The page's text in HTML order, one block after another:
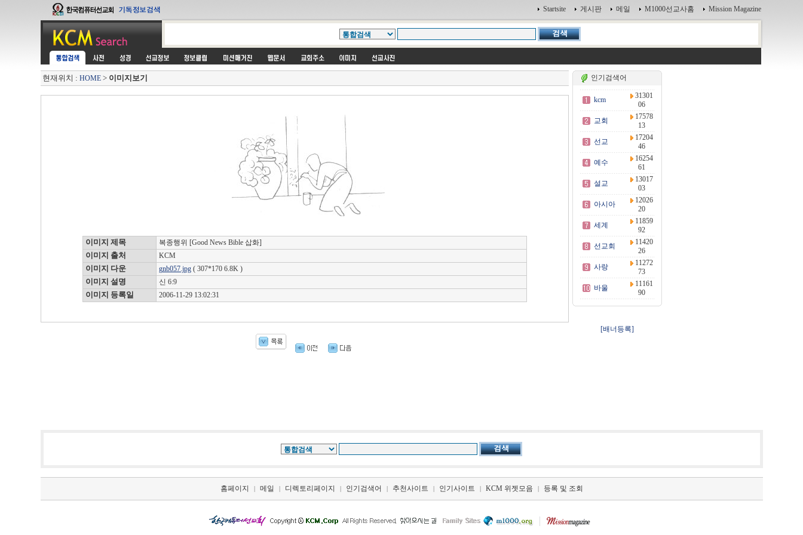
Startsite 게시판 메일 M1000선교사홈 Mission Magazine
현재위치 : HOME> 이미지보기
이미지 제목 복종행위 [Good News Bible 삽화]
이미지 출처 KCM
이미지 다운 gnb057.jpg( 307*170 6.8K )
이미지 설명 신 6:9
이미지 등록일 2006-11-29 13:02:31
인기검색어
kcm
31301
06
교회
17578
13
선교
17204
46
예수
16254
61
설교
13017
03
아시아
12026
20
세계
11859
92
선교회
11420
26
사랑
11272
73
바울
11161
90
[배너등록]
홈페이지 | 메일 | 디렉토리페이지 | 인기검색어 | 추천사이트 | 인기사이트 | KCM 위젯모음 | 등록 및 조회